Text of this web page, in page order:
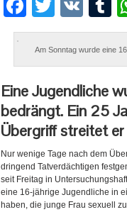
Facebook
Twitter
VK
Am Sonntag wurde eine
Eine Jugendliche
bedrängt. Ein 25
Übergriff streitet
Nur wenige Tage nach dem
dringend Tatverdächtigen
seit Freitag in
eine 16-jährige Jugendliche in
haben, die junge Frau sexuell